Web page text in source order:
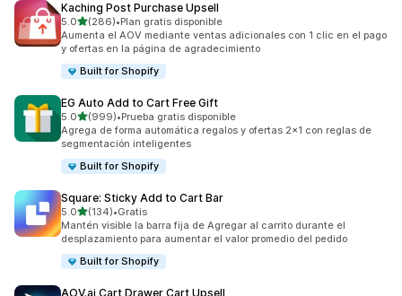
Kaching Post Purchase Upsell
5.0de 5 estrellas
(286)
286 reseñas en total
•Plan gratis disponible
Aumenta el AOV mediante ventas adicionales con 1 clic en el pago
y ofertas en la página de agradecimiento
Built for Shopify
EG Auto Add to Cart Free Gift
5.0de 5 estrellas
(999)
999 reseñas en total
•Prueba gratis disponible
Agrega de forma automática regalos y ofertas 2x1 con reglas de
segmentación inteligentes
Built for Shopify
Square: Sticky Add to Cart Bar
5.0de 5 estrellas
(134)
134 reseñas en total
•Gratis
Mantén visible la barra fija de Agregar al carrito durante el
desplazamiento para aumentar el valor promedio del pedido
Built for Shopify
AOV.ai Cart Drawer Cart Upsell